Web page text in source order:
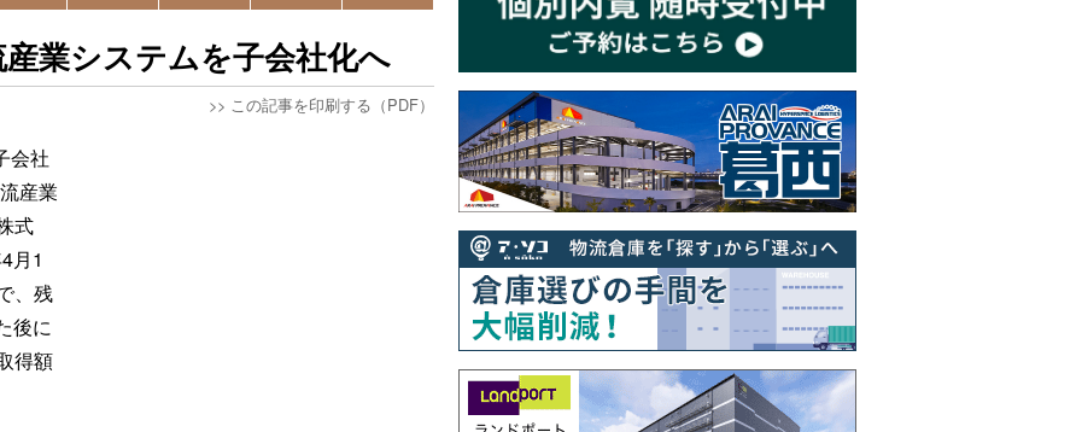
業システムを子会社化へ
>> この記事を印刷する（PDF）
会社
産業
式
月1
、残
後に
得額